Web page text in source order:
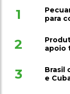
1
para
2
apoio
3
Brasil
e